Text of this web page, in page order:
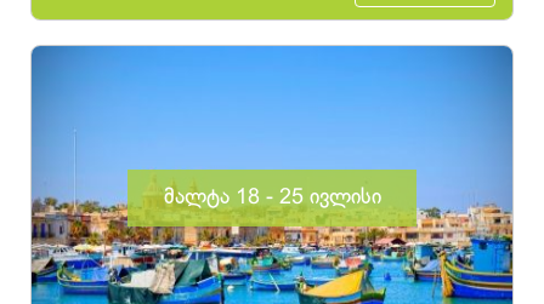
მალტა 18 - 25 ივლისი